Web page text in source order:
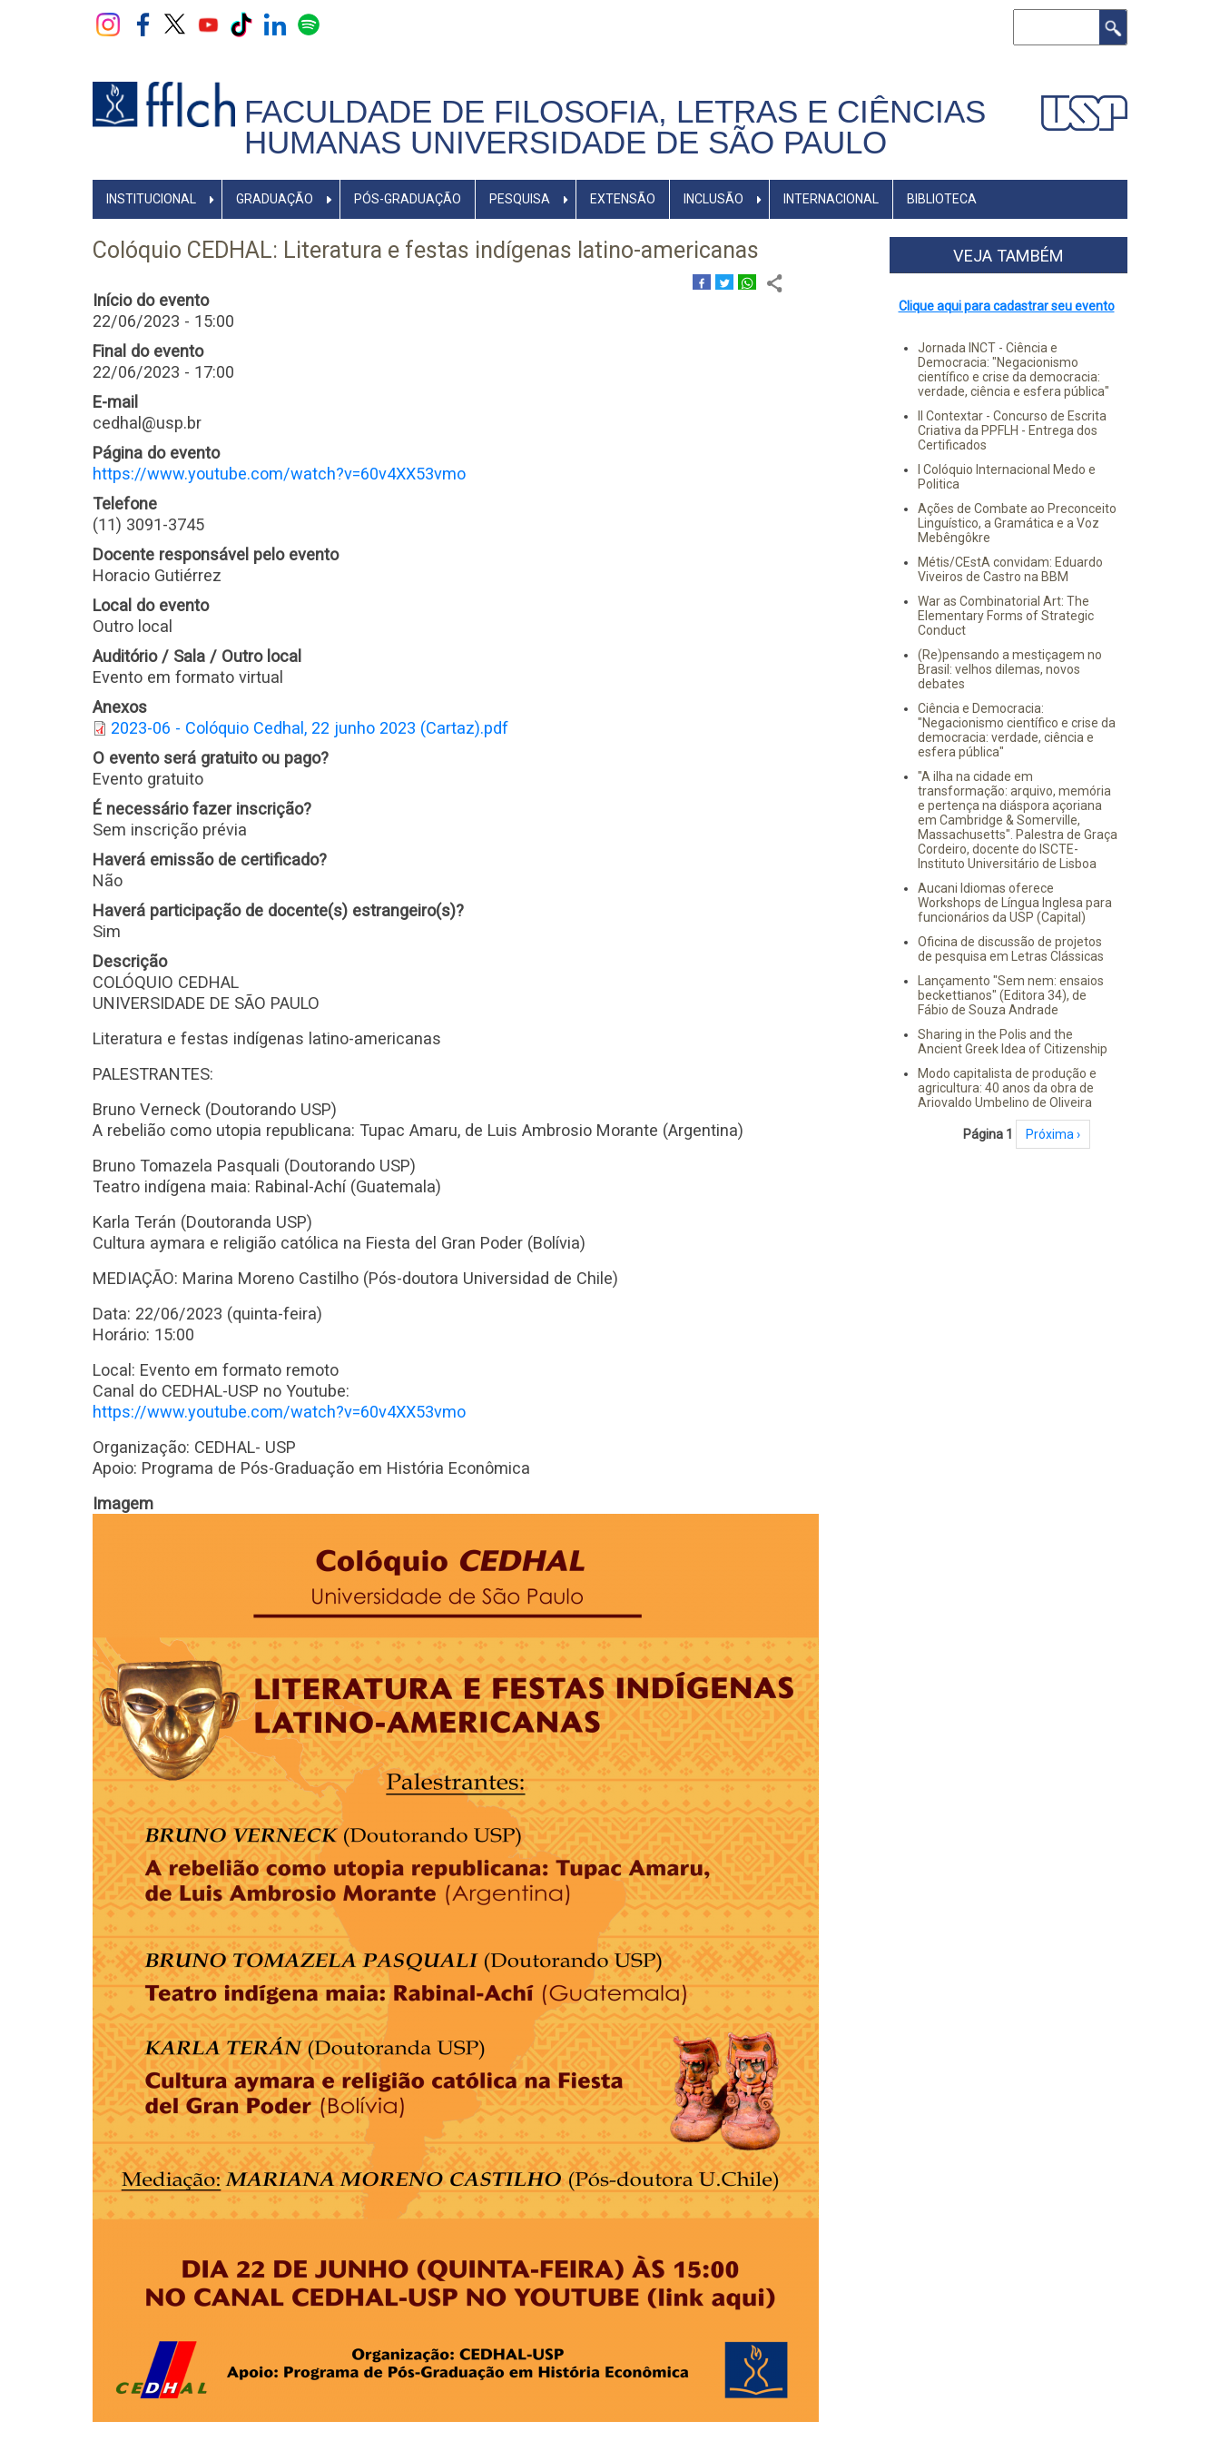
FACULDADE DE FILOSOFIA, LETRAS E CIÊNCIAS
HUMANAS UNIVERSIDADE DE SÃO PAULO
NAVEGADOR
PRINCIPAL
INSTITUCIONAL GRADUAÇÃO PÓS-GRADUAÇÃO PESQUISA EXTENSÃO INCLUSÃO INTERNACIONAL BIBLIOTECA
Colóquio CEDHAL: Literatura e festas indígenas latino-americanas
Início do evento
22/06/2023 - 15:00
Final do evento
22/06/2023 - 17:00
E-mail
cedhal@usp.br
Página do evento
https://www.youtube.com/watch?v=60v4XX53vmo
Telefone
(11) 3091-3745
Docente responsável pelo evento
Horacio Gutiérrez
Local do evento
Outro local
Auditório / Sala / Outro local
Evento em formato virtual
Anexos
2023-06 - Colóquio Cedhal, 22 junho 2023 (Cartaz).pdf
O evento será gratuito ou pago?
Evento gratuito
É necessário fazer inscrição?
Sem inscrição prévia
Haverá emissão de certificado?
Não
Haverá participação de docente(s) estrangeiro(s)?
Sim
Descrição
COLÓQUIO CEDHAL
UNIVERSIDADE DE SÃO PAULO
Literatura e festas indígenas latino-americanas
PALESTRANTES:
Bruno Verneck (Doutorando USP)
A rebelião como utopia republicana: Tupac Amaru, de Luis Ambrosio Morante (Argentina)
Bruno Tomazela Pasquali (Doutorando USP)
Teatro indígena maia: Rabinal-Achí (Guatemala)
Karla Terán (Doutoranda USP)
Cultura aymara e religião católica na Fiesta del Gran Poder (Bolívia)
MEDIAÇÃO: Marina Moreno Castilho (Pós-doutora Universidad de Chile)
Data: 22/06/2023 (quinta-feira)
Horário: 15:00
Local: Evento em formato remoto
Canal do CEDHAL-USP no Youtube:
https://www.youtube.com/watch?v=60v4XX53vmo
Organização: CEDHAL- USP
Apoio: Programa de Pós-Graduação em História Econômica
Imagem
VEJA TAMBÉM
Clique aqui para cadastrar seu evento
Jornada INCT - Ciência e
Democracia: "Negacionismo
científico e crise da democracia:
verdade, ciência e esfera pública"
II Contextar - Concurso de Escrita
Criativa da PPFLH - Entrega dos
Certificados
I Colóquio Internacional Medo e
Politica
Ações de Combate ao Preconceito
Linguístico, a Gramática e a Voz
Mebêngôkre
Métis/CEstA convidam: Eduardo
Viveiros de Castro na BBM
War as Combinatorial Art: The
Elementary Forms of Strategic
Conduct
(Re)pensando a mestiçagem no
Brasil: velhos dilemas, novos
debates
Ciência e Democracia:
"Negacionismo científico e crise da
democracia: verdade, ciência e
esfera pública"
"A ilha na cidade em
transformação: arquivo, memória
e pertença na diáspora açoriana
em Cambridge & Somerville,
Massachusetts". Palestra de Graça
Cordeiro, docente do ISCTE-
Instituto Universitário de Lisboa
Aucani Idiomas oferece
Workshops de Língua Inglesa para
funcionários da USP (Capital)
Oficina de discussão de projetos
de pesquisa em Letras Clássicas
Lançamento "Sem nem: ensaios
beckettianos" (Editora 34), de
Fábio de Souza Andrade
Sharing in the Polis and the
Ancient Greek Idea of Citizenship
Modo capitalista de produção e
agricultura: 40 anos da obra de
Ariovaldo Umbelino de Oliveira
PaginaçãoPágina 1 Próxima página
Próxima ›